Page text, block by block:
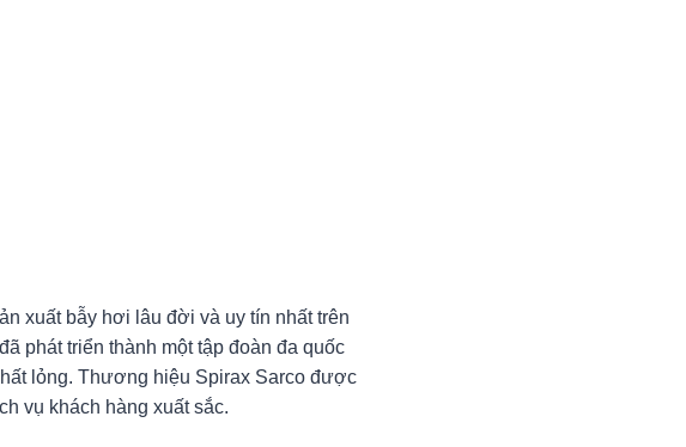
xuất bẫy hơi lâu đời và uy tín nhất trên
phát triển thành một tập đoàn đa quốc
lỏng. Thương hiệu Spirax Sarco được
vụ khách hàng xuất sắc.